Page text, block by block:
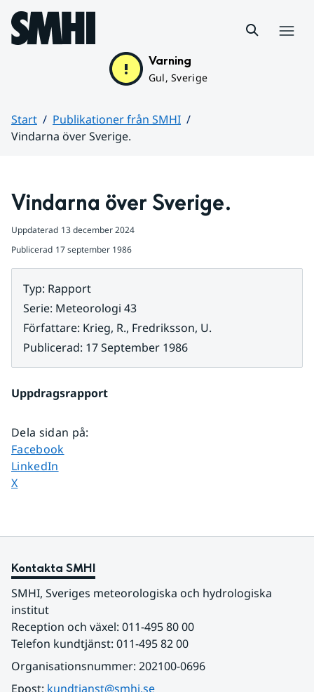
Hoppa till sidans innehåll
Varning
Gul, Sverige
Start
Publikationer från SMHI
Vindarna över Sverige.
Vindarna över Sverige.
Uppdaterad 13 december 2024
Publicerad 17 september 1986
Typ: Rapport
Serie: Meteorologi 43
Författare: Krieg, R., Fredriksson, U.
Publicerad: 17 September 1986
Uppdragsrapport
Dela sidan på:
Dela sidan på
Facebook
Dela sidan på
LinkedIn
Dela sidan på
X
Kontakta SMHI
SMHI, Sveriges meteorologiska och hydrologiska
institut
Reception och växel: 011-495 80 00
Telefon kundtjänst: 011-495 82 00
Organisationsnummer: 202100-0696
Epost: kundtjanst@smhi.se